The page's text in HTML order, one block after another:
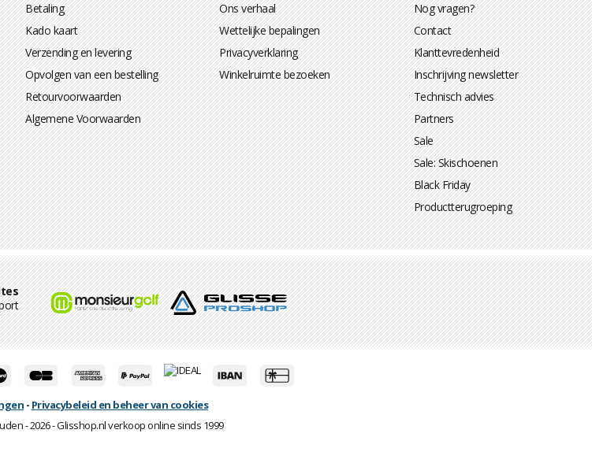
Betaling
Kado kaart
Verzending en levering
Opvolgen van een bestelling
Retourvoorwaarden
Algemene Voorwaarden
Ons verhaal
Wettelijke bepalingen
Privacyverklaring
Winkelruimte bezoeken
Nog vragen?
Contact
Klanttevredenheid
Inschrijving newsletter
Technisch advies
Partners
Sale
Sale: Skischoenen
Black Friday
Productterugroeping
- Privacybeleid en beheer van cookies
- 2026 - Glisshop.nl verkoop online sinds 1999